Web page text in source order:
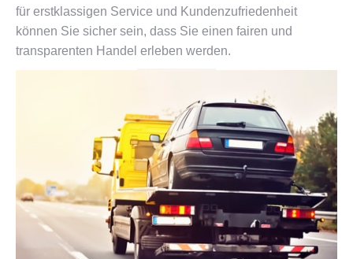
für erstklassigen Service und Kundenzufriedenheit
können Sie sicher sein, dass Sie einen fairen und
transparenten Handel erleben werden.